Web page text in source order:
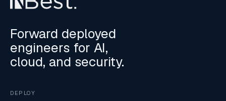
Forward deployed
engineers for AI,
cloud, and security.
DEPLOY